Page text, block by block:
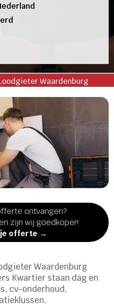
Waardenburg
ontvangen?
zijn wij goedkoper!
offerte →
Waardenburg
Kwartier staan dag en
cv-onderhoud,